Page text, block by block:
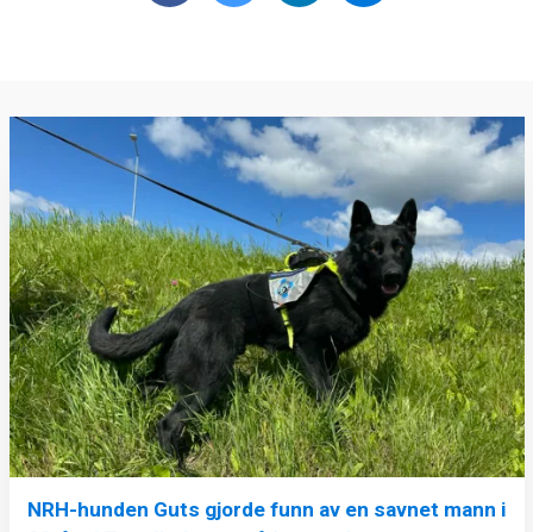
NRH-hunden Guts gjorde funn av en savnet mann i